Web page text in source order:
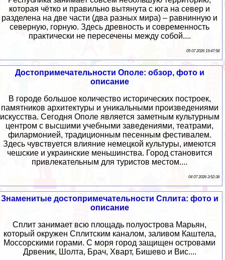
которая чётко и правильно вытянута с юга на север и
разделена на две части (два разных мира) – равнинную и
северную, горную. Здесь древность и современность
практически не пересечены между собой....
05 07 2026 19:47:58
Достопримечательности Ополе: обзор, фото и
описание
В городе большое количество исторических построек,
памятников архитектуры и уникальными произведениями
искусства. Сегодня Ополе является заметным культурным
центром с высшими учебными заведениями, театрами,
филармонией, традиционным песенным фестивалем.
Здесь чувствуется влияние немецкой культуры, имеются
чешские и украинские меньшинства. Город становится
привлекательным для туристов местом....
04 07 2026 3:52:36
Знаменитые достопримечательности Сплита: фото и
описание
Сплит занимает всю площадь полуострова Марьян,
который окружен Сплитским каналом, заливом Каштела,
Моссорскими горами. С моря город защищен островами
Дрвеник, Шолта, Брач, Хварт, Бишево и Вис....